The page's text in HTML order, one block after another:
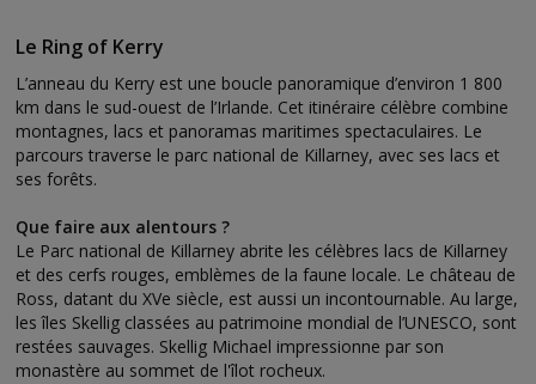
Le Ring of Kerry
L’anneau du Kerry est une boucle panoramique d’environ 1 800
km dans le sud-ouest de l’Irlande. Cet itinéraire célèbre combine
montagnes, lacs et panoramas maritimes spectaculaires. Le
parcours traverse le parc national de Killarney, avec ses lacs et
ses forêts.
Que faire aux alentours ?
Le Parc national de Killarney abrite les célèbres lacs de Killarney
et des cerfs rouges, emblèmes de la faune locale. Le château de
Ross, datant du XVe siècle, est aussi un incontournable. Au large,
les îles Skellig classées au patrimoine mondial de l’UNESCO, sont
restées sauvages. Skellig Michael impressionne par son
monastère au sommet de l'îlot rocheux.